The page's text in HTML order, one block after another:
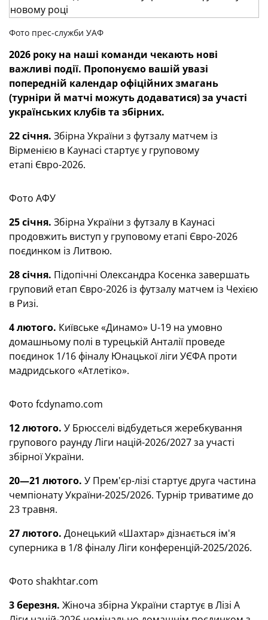
Фото прес-служби УАФ
2026 року на наші команди чекають нові
важливі події. Пропонуємо вашій увазі
попередній календар офіційних змагань
(турніри й матчі можуть додаватися) за участі
українських клубів та збірних.
22 січня. Збірна України з футзалу матчем із
Вірменією в Каунасі стартує у груповому
етапі Євро-2026.
Фото АФУ
25 січня. Збірна України з футзалу в Каунасі
продовжить виступ у груповому етапі Євро-2026
поєдинком із Литвою.
28 січня. Підопічні Олександра Косенка завершать
груповий етап Євро-2026 із футзалу матчем із Чехією
в Ризі.
4 лютого. Київське «Динамо» U-19 на умовно
домашньому полі в турецькій Анталії проведе
поєдинок 1/16 фіналу Юнацької ліги УЄФА проти
мадридського «Атлетіко».
Фото fcdynamo.com
12 лютого. У Брюсселі відбудеться жеребкування
групового раунду Ліги націй-2026/2027 за участі
збірної України.
20—21 лютого. У Прем'єр-лізі стартує друга частина
чемпіонату України-2025/2026. Турнір триватиме до
23 травня.
27 лютого. Донецький «Шахтар» дізнається ім'я
суперника в 1/8 фіналу Ліги конференцій-2025/2026.
Фото shakhtar.com
3 березня. Жіноча збірна України стартує в Лізі А